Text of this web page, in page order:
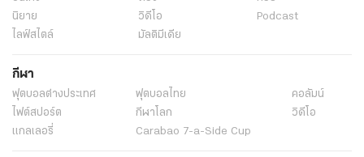
นิยาย
วิดีโอ
Podcast
ไลฟ์สไตล์
มัลติมีเดีย
กีฬา
ฟุตบอลต่่างประเทศ ฟุตบอลไทย
คอลัมน์
ไฟต์สปอร์ต
กีฬาโลก
วิดีโอ
แกลเลอรี่
Carabao 7-a-Side Cup